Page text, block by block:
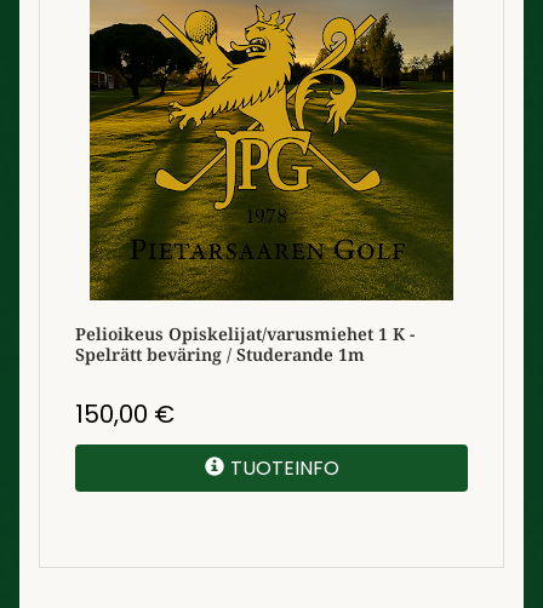
Pelioikeus Opiskelijat/varusmiehet 1 K -
Spelrätt beväring / Studerande 1m
150,00 €
TUOTEINFO